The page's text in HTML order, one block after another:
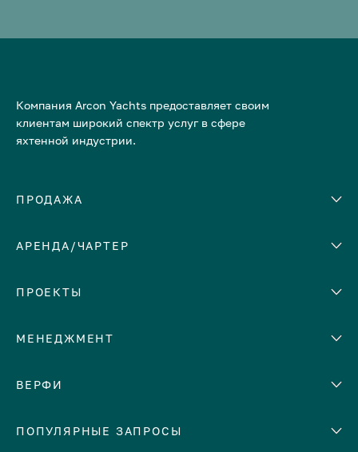
Компания Arcon Yachts предоставляет своим
клиентам широкий спектр услуг в сфере
яхтенной индустрии.
ПРОДАЖА
Количество кают
АРЕНДА/ЧАРТЕР
ЕВРОПА
Греция
Испания
Монако
ПРОЕКТЫ
МЕНЕДЖМЕНТ
Помощь с продажей яхты
Доверительное управление
ВЕРФИ
Abeking & Rasmussen
ПОПУЛЯРНЫЕ ЗАПРОСЫ